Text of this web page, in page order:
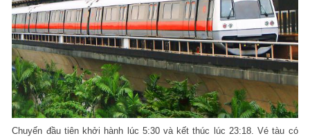
Chuyến đầu tiên khởi hành lúc 5:30 và kết thúc lúc 23:18. Vé tàu có